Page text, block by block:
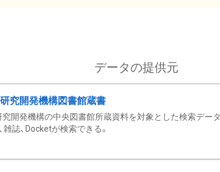
データの提供元
究開発機構図書館蔵書
究開発機構の中央図書館所蔵資料を対象とした検索デー
雑誌、Docketが検索できる。